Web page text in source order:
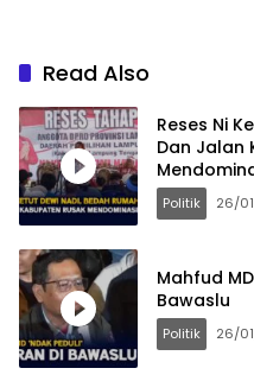
Read Also
Reses Ni
Dan Jalan
Politik 26/
Mahfud
Bawaslu
Politik 26/